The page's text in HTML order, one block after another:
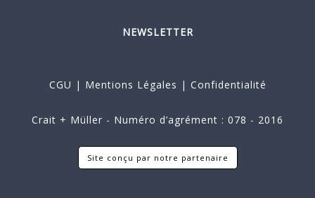
NEWSLETTER
CGU | Mentions Légales | Confidentialité
Crait + Müller - Numéro d’agrément : 078 - 2016
Site conçu par notre partenaire